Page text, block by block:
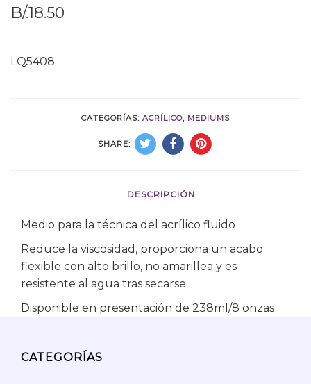
B/.18.50
LQ5408
CATEGORÍAS: ACRÍLICO, MEDIUMS
SHARE:
DESCRIPCIÓN
Medio para la técnica del acrílico fluido
Reduce la viscosidad, proporciona un acabo
flexible con alto brillo, no amarillea y es
resistente al agua tras secarse.
Disponible en presentación de 238ml/8 onzas
CATEGORÍAS